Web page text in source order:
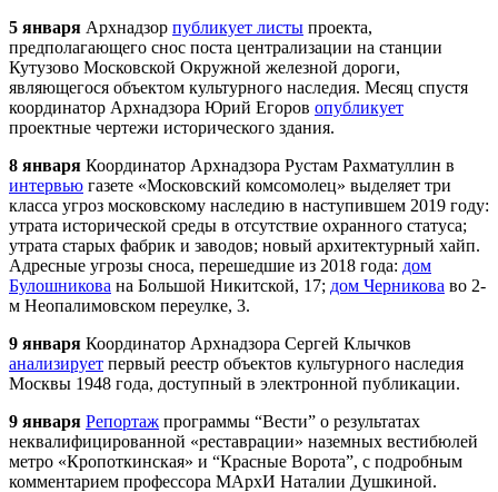
5 января Архнадзор публикует листы проекта,
предполагающего снос поста централизации на станции
Кутузово Московской Окружной железной дороги,
являющегося объектом культурного наследия. Месяц спустя
координатор Архнадзора Юрий Егоров опубликует
проектные чертежи исторического здания.
8 января Координатор Архнадзора Рустам Рахматуллин в
интервью газете «Московский комсомолец» выделяет три
класса угроз московскому наследию в наступившем 2019 году:
утрата исторической среды в отсутствие охранного статуса;
утрата старых фабрик и заводов; новый архитектурный хайп.
Адресные угрозы сноса, перешедшие из 2018 года: дом
Булошникова на Большой Никитской, 17; дом Черникова во 2-
м Неопалимовском переулке, 3.
9 января Координатор Архнадзора Сергей Клычков
анализирует первый реестр объектов культурного наследия
Москвы 1948 года, доступный в электронной публикации.
9 января Репортаж программы “Вести” о результатах
неквалифицированной «реставрации» наземных вестибюлей
метро «Кропоткинская» и “Красные Ворота”, с подробным
комментарием профессора МАрхИ Наталии Душкиной.